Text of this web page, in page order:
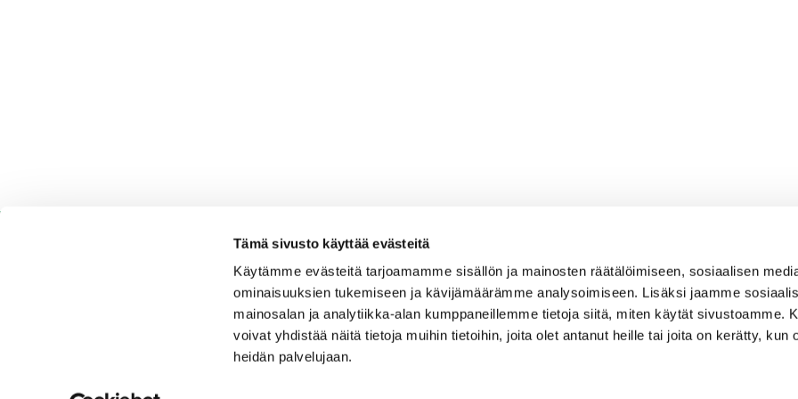
Tämä sivusto käyttää evästeitä
Käytämme evästeitä tarjoamamme sisällön ja mainosten räätälöimiseen, sosiaalisen
ominaisuuksien tukemiseen ja kävijämäärämme analysoimiseen. Lisäksi jaamme
mainosalan ja analytiikka-alan kumppaneillemme tietoja siitä, miten käytät sivustoamme.
voivat yhdistää näitä tietoja muihin tietoihin, joita olet antanut heille tai joita on kerätty, kun
heidän palvelujaan.
Nurmikartanontie 5,02920 Espoo
Katso sijainti kartalla
Caddiemaster
010 501 3100